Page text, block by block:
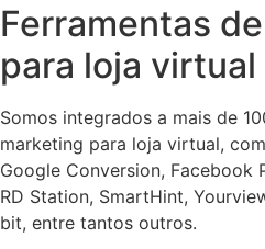
Ferramentas
para loja virtual
Somos integrados a mais de
marketing para loja virtual,
Google Conversion, Facebook
RD Station, SmartHint,
bit, entre tantos outros.